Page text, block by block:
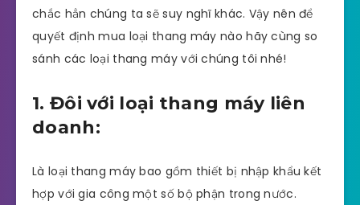
chắc hẳn chúng ta sẽ suy nghĩ khác. Vậy nên để
quyết định mua loại thang máy nào hãy cùng so
sánh các loại thang máy với chúng tôi nhé!
1. Đôi với loại thang máy liên
doanh:
Là loại thang máy bao gồm thiết bị nhập khẩu kết
hợp với gia công một số bộ phận trong nước.